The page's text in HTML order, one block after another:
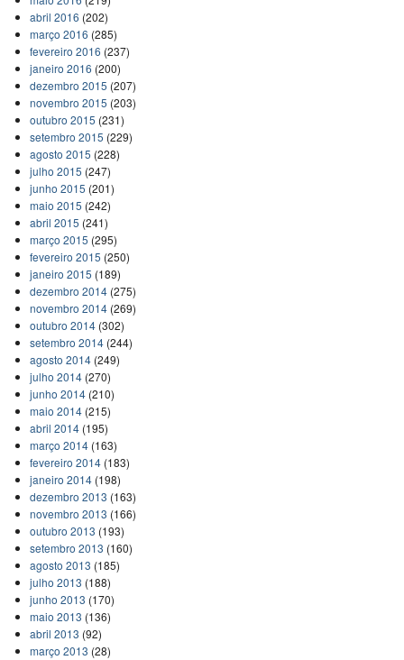
abril 2016 (202)
março 2016 (285)
fevereiro 2016 (237)
janeiro 2016 (200)
dezembro 2015 (207)
novembro 2015 (203)
outubro 2015 (231)
setembro 2015 (229)
agosto 2015 (228)
julho 2015 (247)
junho 2015 (201)
maio 2015 (242)
abril 2015 (241)
março 2015 (295)
fevereiro 2015 (250)
janeiro 2015 (189)
dezembro 2014(275)
novembro 2014(269)
outubro 2014(302)
setembro 2014(244)
agosto 2014(249)
julho 2014(270)
junho 2014(210)
maio 2014(215)
abril 2014(195)
março 2014(163)
fevereiro 2014(183)
janeiro 2014(198)
dezembro 2013 (163)
novembro 2013 (166)
outubro 2013 (193)
setembro 2013 (160)
agosto 2013 (185)
julho 2013 (188)
junho 2013 (170)
maio 2013 (136)
abril 2013 (92)
março 2013 (28)